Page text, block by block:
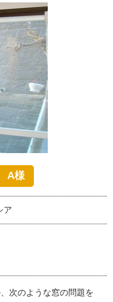
A様
ア
次のような窓の問題を